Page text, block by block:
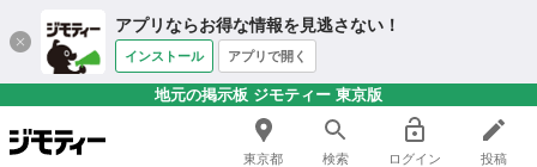
アプリならお得な情報を見逃さない！
インストール アプリで開く
地元の掲示板 ジモティー 東京版
東京都 検索 ログイン 投稿